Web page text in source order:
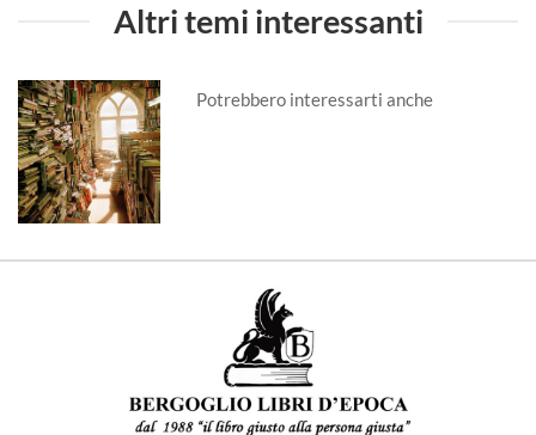
Altri temi interessanti
Potrebbero interessarti anche